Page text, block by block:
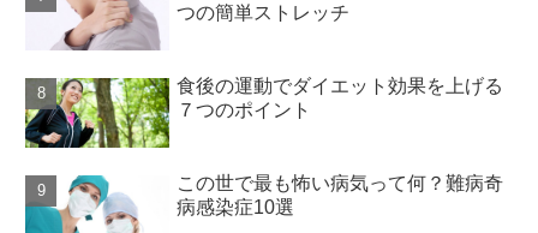
つの簡単ストレッチ
食後の運動でダイエット効果を上げる
７つのポイント
この世で最も怖い病気って何？難病奇
病感染症10選